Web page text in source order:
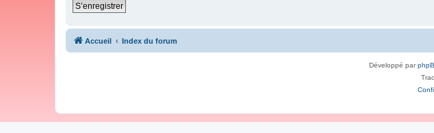
S’enregistrer
Accueil Index du forum
Développé par